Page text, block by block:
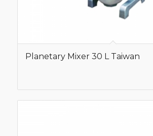
Planetary Mixer 30 L Taiwan